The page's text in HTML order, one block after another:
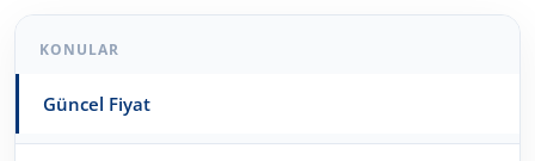
KONULAR
Güncel Fiyat